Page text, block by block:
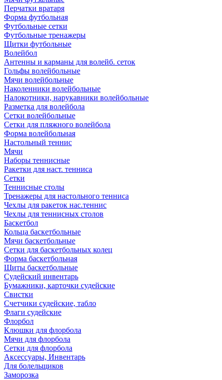
Перчатки вратаря
Форма футбольная
Футбольные сетки
Футбольные тренажеры
Щитки футбольные
Волейбол
Антенны и карманы для волейб. сеток
Гольфы волейбольные
Мячи волейбольные
Наколенники волейбольные
Налокотники, нарукавники волейбольные
Разметка для волейбола
Сетки волейбольные
Сетки для пляжного волейбола
Форма волейбольная
Настольный теннис
Мячи
Наборы теннисные
Ракетки для наст. тенниса
Сетки
Теннисные столы
Тренажеры для настольного тенниса
Чехлы для ракеток нас.теннис
Чехлы для теннисных столов
Баскетбол
Кольца баскетбольные
Мячи баскетбольные
Сетки для баскетбольных колец
Форма баскетбольная
Щиты баскетбольные
Судейский инвентарь
Бумажники, карточки судейские
Свистки
Счетчики судейские, табло
Флаги судейские
Флорбол
Клюшки для флорбола
Мячи для флорбола
Сетки для флорбола
Аксессуары, Инвентарь
Для болельщиков
Заморозка